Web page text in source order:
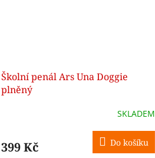
Školní penál Ars Una Doggie
plněný
SKLADEM
399 Kč Do košíku